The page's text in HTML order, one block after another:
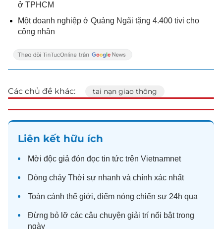
ở TPHCM
Một doanh nghiệp ở Quảng Ngãi tặng 4.400 tivi cho
công nhân
Các chủ đề khác: tai nạn giao thông
Liên kết hữu ích
Mời độc giả đón đọc tin tức trên Vietnamnet
Dòng chảy Thời sự nhanh và chính xác nhất
Toàn cảnh thế giới, điểm nóng chiến sự 24h qua
Đừng bỏ lỡ các câu chuyện giải trí nổi bật trong
ngày